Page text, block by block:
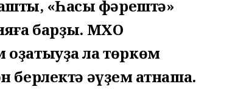
«Һаҡсы фәрештә»
барҙыҡ. МХО
оҙатыуҙа ла төркөм
берлектә әүҙем ҡатнаша.